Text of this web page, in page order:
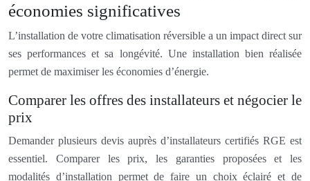
économies significatives
L’installation de votre climatisation réversible a un impact direct sur
ses performances et sa longévité. Une installation bien réalisée
permet de maximiser les économies d’énergie.
Comparer les offres des installateurs et négocier le
prix
Demander plusieurs devis auprès d’installateurs certifiés RGE est
essentiel. Comparer les prix, les garanties proposées et les
modalités d’installation permet de faire un choix éclairé et de